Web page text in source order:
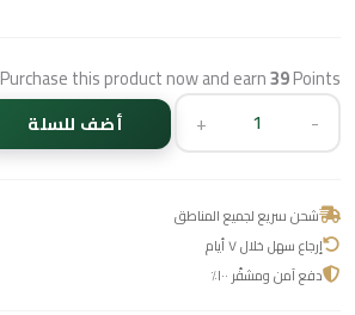
Purchase this product now and earn39Points!
-
+ أضف للسلة
شحن سريع لجميع المناطق
إرجاع سهل خلال ٧ أيام
دفع آمن ومشفّر ١٠٠٪